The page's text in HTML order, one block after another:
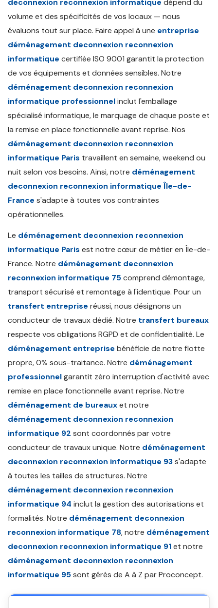
deconnexion reconnexion informatique dépend du
volume et des spécificités de vos locaux — nous
évaluons tout sur place. Faire appel à une entreprise
déménagement deconnexion reconnexion
informatique certifiée ISO 9001 garantit la protection
de vos équipements et données sensibles. Notre
déménagement deconnexion reconnexion
informatique professionnelinclut l'emballage
spécialisé informatique, le marquage de chaque poste et
la remise en place fonctionnelle avant reprise. Nos
déménagement deconnexion reconnexion
informatique Paris travaillent en semaine, weekend ou
nuit selon vos besoins. Ainsi, notre déménagement
deconnexion reconnexion informatique Île-de-
France s'adapte à toutes vos contraintes
opérationnelles.
Le déménagement deconnexion reconnexion
informatique Paris est notre cœur de métier en Île-de-
France. Notre déménagement deconnexion
reconnexion informatique 75comprend démontage,
transport sécurisé et remontage à l'identique. Pour un
transfert entreprise réussi, nous désignons un
conducteur de travaux dédié. Notre transfert bureaux
respecte vos obligations RGPD et de confidentialité. Le
déménagement entreprise bénéficie de notre flotte
propre, 0% sous-traitance. Notre déménagement
professionnelgarantit zéro interruption d'activité avec
remise en place fonctionnelle avant reprise. Notre
déménagement de bureauxet notre
déménagement deconnexion reconnexion
informatique 92 sont coordonnés par votre
conducteur de travaux unique. Notre déménagement
deconnexion reconnexion informatique 93s'adapte
à toutes les tailles de structures. Notre
déménagement deconnexion reconnexion
informatique 94 inclut la gestion des autorisations et
formalités. Notre déménagement deconnexion
reconnexion informatique 78, notre déménagement
deconnexion reconnexion informatique 91et notre
déménagement deconnexion reconnexion
informatique 95sont gérés de A à Z par Proconcept.